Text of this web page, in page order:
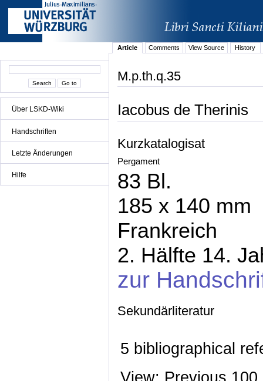
Über LSKD-Wiki
Handschriften
Letzte Änderungen
Hilfe
Article Comments View Source History
M.p.th.q.35
Iacobus de Therinis
Kurzkatalogisat
Pergament
83 Bl.
185 x 140 mm
Frankreich
2. Hälfte 14.
zur
Sekundärliteratur
5 bibliographical
View: Previous